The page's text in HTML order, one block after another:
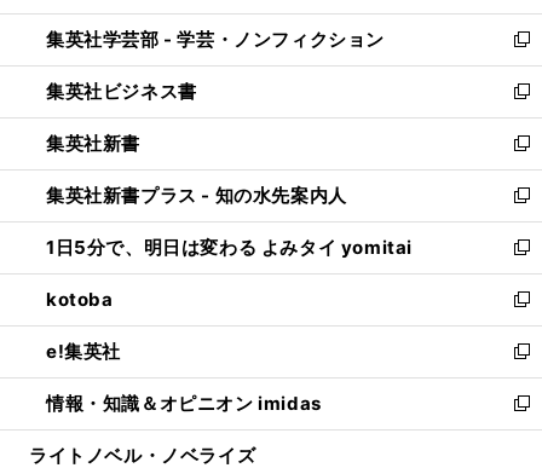
開
く
ウ
で
開
く
ン
ド
ウ
で
開
く
ウ
ィ
ン
ド
ウ
で
開
く
集英社学芸部 - 学芸・ノンフィクション
新
し
い
ウ
ィ
ン
ド
ウ
で
開
く
集英社ビジネス書
新
し
い
ウ
ィ
ン
ド
ウ
で
開
く
集英社新書
新
し
い
ウ
ィ
ン
ド
ウ
で
開
く
集英社新書プラス - 知の水先案内人
新
し
い
ウ
ィ
ン
ド
ウ
で
開
1日5分で、明日は変わる よみタイ yomitai
新
し
い
ウ
ィ
ン
ド
ウ
kotoba
新
し
い
ウ
ィ
ン
e!集英社
新
し
い
ウ
情報・知識＆オピニオン imidas
新
し
ライトノベル・ノベライズ